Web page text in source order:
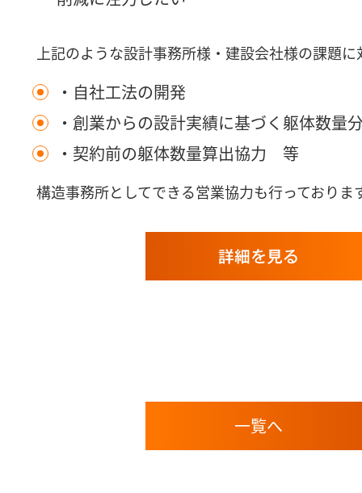
上記のような設計事務所様・建設会社様の課題に
・自社工法の開発
・創業からの設計実績に基づく躯体数量
・契約前の躯体数量算出協力 等
構造事務所としてできる営業協力も行っておりま
詳細を見る
一覧へ